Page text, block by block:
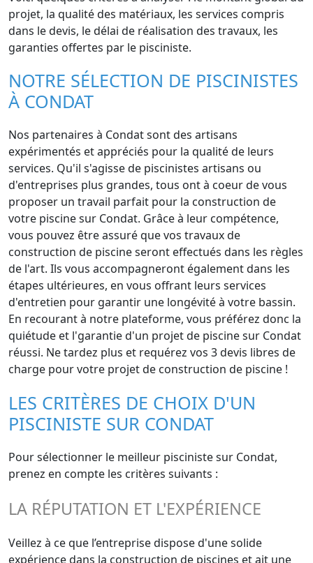
projet, la qualité des matériaux, les services compris
dans le devis, le délai de réalisation des travaux, les
garanties offertes par le pisciniste.
NOTRE SÉLECTION DE PISCINISTES
À CONDAT
Nos partenaires à Condat sont des artisans
expérimentés et appréciés pour la qualité de leurs
services. Qu'il s'agisse de piscinistes artisans ou
d'entreprises plus grandes, tous ont à coeur de vous
proposer un travail parfait pour la construction de
votre piscine sur Condat. Grâce à leur compétence,
vous pouvez être assuré que vos travaux de
construction de piscine seront effectués dans les règles
de l'art. Ils vous accompagneront également dans les
étapes ultérieures, en vous offrant leurs services
d'entretien pour garantir une longévité à votre bassin.
En recourant à notre plateforme, vous préférez donc la
quiétude et l'garantie d'un projet de piscine sur Condat
réussi. Ne tardez plus et requérez vos 3 devis libres de
charge pour votre projet de construction de piscine !
LES CRITÈRES DE CHOIX D'UN
PISCINISTE SUR CONDAT
Pour sélectionner le meilleur pisciniste sur Condat,
prenez en compte les critères suivants :
LA RÉPUTATION ET L'EXPÉRIENCE
Veillez à ce que l’entreprise dispose d'une solide
expérience dans la construction de piscines et ait une